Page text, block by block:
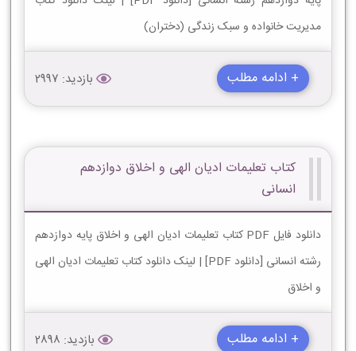
مدیریت خانواده و سبک زندگی (دختران)
+ ادامه مطلب بازدید: 2997
کتاب تعلیمات ادیان الهی و اخلاق دوازدهم
انسانی
دانلود فایل PDF کتاب تعلیمات ادیان الهی و اخلاق پایه دوازدهم
رشته انسانی [دانلود PDF] | لینک دانلود کتاب تعلیمات ادیان الهی
و اخلاق
+ ادامه مطلب بازدید: 2898